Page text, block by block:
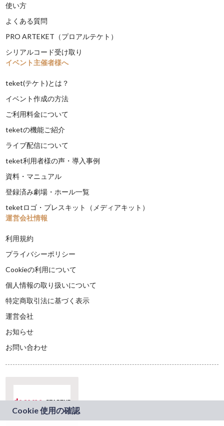
使い方
よくある質問
PRO ARTEKET（プロアルテケト）
シリアルコード受け取り
イベント主催者様へ
teket(テケト)とは？
イベント作成の方法
ご利用料金について
teketの機能ご紹介
ライブ配信について
teket利用者様の声・導入事例
資料・マニュアル
登録済み劇場・ホール一覧
teketロゴ・プレスキット（メディアキット）
運営会社情報
利用規約
プライバシーポリシー
Cookieの利用について
個人情報の取り扱いについて
特定商取引法に基づく表示
運営会社
お知らせ
お問い合わせ